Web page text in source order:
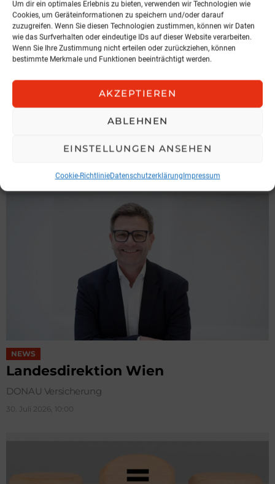
Um dir ein optimales Erlebnis zu bieten, verwenden wir Technologien wie
Cookies, um Geräteinformationen zu speichern und/oder darauf
zuzugreifen. Wenn Sie diesen Technologien zustimmen, können wir Daten
wie das Surfverhalten oder eindeutige IDs auf dieser Website verarbeiten.
Wenn Sie Ihre Zustimmung nicht erteilen oder zurückziehen, können
bestimmte Merkmale und Funktionen beeinträchtigt werden.
AKZEPTIEREN
ABLEHNEN
EINSTELLUNGEN ANSEHEN
Cookie-RichtlinieDatenschutzerklärungImpressum
Hochnegger legt Präsidentenamt
NEWS
Landesdirektion Wien
DONAU Versicherung
30. Juli 2026, 10:00